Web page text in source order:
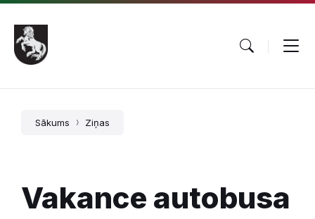
Pāriet
saturu
Skip
main
navigation
Skip
footer
Sākums Ziņas
Vakance autobusa